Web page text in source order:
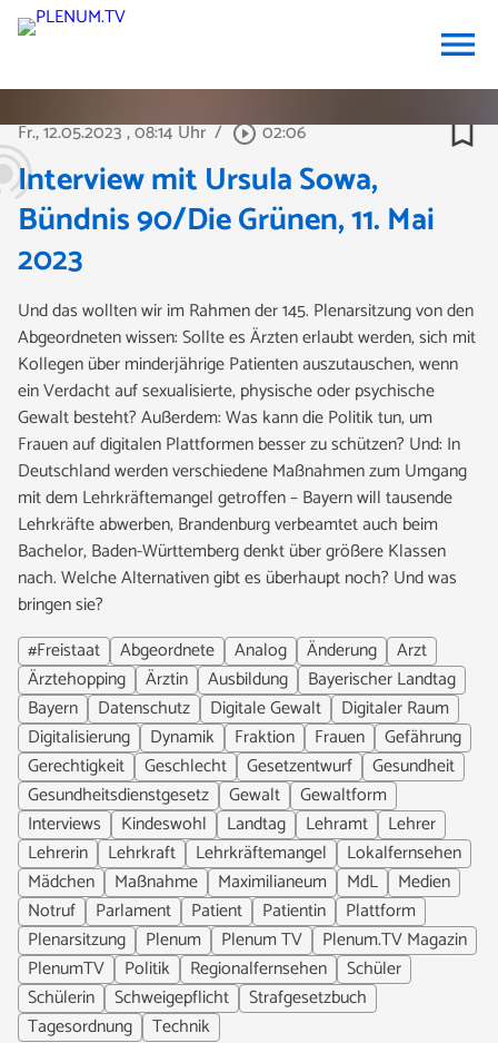
menu
Fr., 12.05.2023, 08:14 Uhr / play_circle_outline02:06 bookmark_border
Interview mit Ursula Sowa,
Bündnis 90/Die Grünen, 11. Mai
2023
Und das wollten wir im Rahmen der 145. Plenarsitzung von den
Abgeordneten wissen: Sollte es Ärzten erlaubt werden, sich mit
Kollegen über minderjährige Patienten auszutauschen, wenn
ein Verdacht auf sexualisierte, physische oder psychische
Gewalt besteht? Außerdem: Was kann die Politik tun, um
Frauen auf digitalen Plattformen besser zu schützen? Und: In
Deutschland werden verschiedene Maßnahmen zum Umgang
mit dem Lehrkräftemangel getroffen – Bayern will tausende
Lehrkräfte abwerben, Brandenburg verbeamtet auch beim
Bachelor, Baden-Württemberg denkt über größere Klassen
nach. Welche Alternativen gibt es überhaupt noch? Und was
bringen sie?
#Freistaat
Abgeordnete Analog Änderung
Arzt
Ärztehopping
Ärztin Ausbildung
Bayerischer Landtag
Bayern
Datenschutz Digitale Gewalt
Digitaler Raum
Digitalisierung
Dynamik Fraktion Frauen
Gefährung
Gerechtigkeit
Geschlecht Gesetzentwurf
Gesundheit
Gesundheitsdienstgesetz
Gewalt
Gewaltform
Interviews
Kindeswohl Landtag Lehramt
Lehrer
Lehrerin
Lehrkraft Lehrkräftemangel
Lokalfernsehen
Mädchen
Maßnahme Maximilianeum MdL
Medien
Notruf
Parlament Patient Patientin
Plattform
Plenarsitzung
Plenum Plenum TV
Plenum.TV Magazin
PlenumTV
Politik Regionalfernsehen
Schüler
Schülerin
Schweigepflicht
Strafgesetzbuch
Tagesordnung
Technik